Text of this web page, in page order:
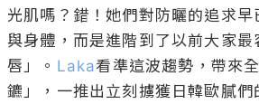
光肌嗎？錯！她們對防曬的追求早
與身體，而是進階到了以前大家最
唇」。 Laka看準這波趨勢，帶來
鑣」，一推出立刻擄獲日韓歐膩們